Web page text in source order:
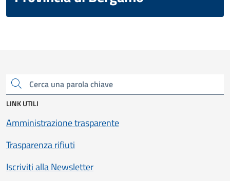
Cerca una parola chiave
LINK UTILI
Amministrazione trasparente
Trasparenza rifiuti
Iscriviti alla Newsletter